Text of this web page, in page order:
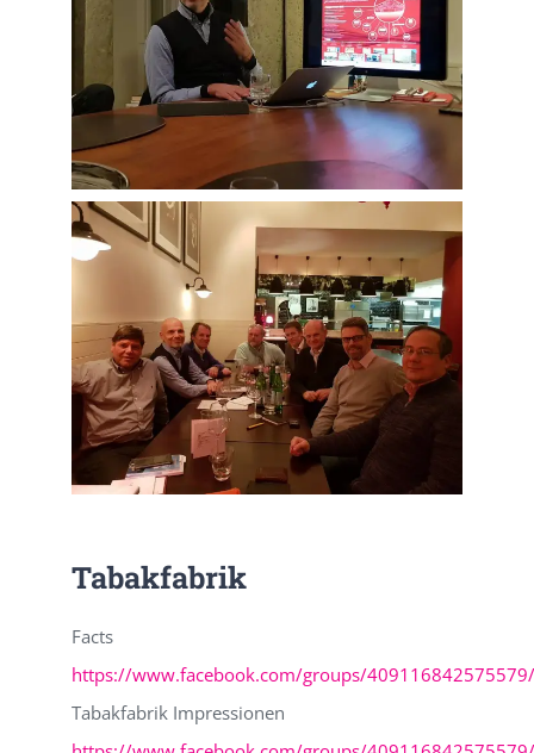
Tabakfabrik
Facts
https://www.facebook.com/groups/
Tabakfabrik Impressionen